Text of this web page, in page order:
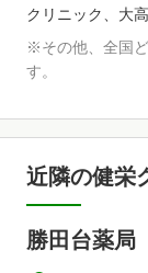
クリニック、大
※その他、全国
す。
近隣の健栄
勝田台薬局